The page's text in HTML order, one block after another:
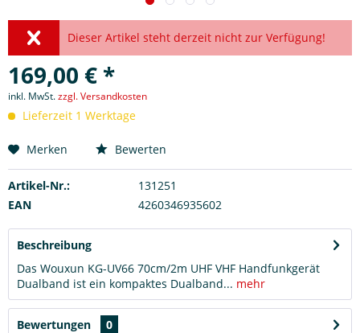
Dieser Artikel steht derzeit nicht zur Verfügung!
169,00 € *
inkl. MwSt.zzgl. Versandkosten
Lieferzeit 1 Werktage
Merken Bewerten
Artikel-Nr.:
131251
EAN
4260346935602
Beschreibung
Das Wouxun KG-UV66 70cm/2m UHF VHF Handfunkgerät
Dualband ist ein kompaktes Dualband... mehr
Bewertungen
0